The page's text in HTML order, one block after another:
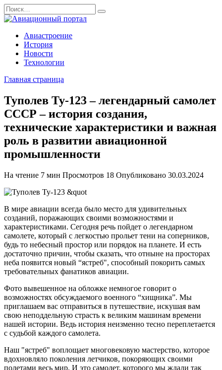
Перейти
к
содержанию
Search
for:
Авиастроение
История
Новости
Технологии
Главная страница
Туполев Ту-123 – легендарный самолет
СССР – история создания,
технические характеристики и важная
роль в развитии авиационной
промышленности
На чтение 7 мин Просмотров 18 Опубликовано 30.03.2024
В мире авиации всегда было место для удивительных
созданий, поражающих своими возможностями и
характеристиками. Сегодня речь пойдет о легендарном
самолете, который с легкостью прольет тени на соперников,
будь то небесный простор или порядок на планете. И есть
достаточно причин, чтобы сказать, что отныне на просторах
неба появится новый “ястреб", способный покорить самых
требовательных фанатиков авиации.
Фото вывешенное на обложке немногое говорит о
возможностях обсуждаемого военного “хищника”. Мы
приглашаем вас отправиться в путешествие, искушая вам
свою неподдельную страсть к великим машинам времени
нашей истории. Ведь история неизменно тесно переплетается
с судьбой каждого самолета.
Наш "ястреб" воплощает многовековую мастерство, которое
вдохновляло поколения летчиков, покоряющих своими
полетами весь мир. И это самолет, которого мы ждали так